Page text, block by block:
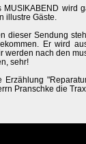
wird
illustre Gäste.
dieser Sendung
Er wird
werden nach den
sehr!
Erzählung
Pranschke die